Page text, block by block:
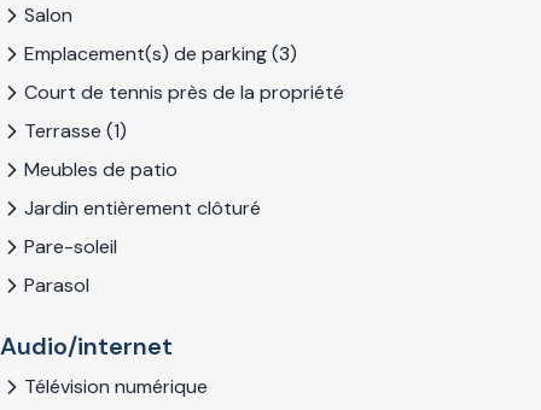
Salon
Emplacement(s) de parking (3)
Court de tennis près de la propriété
Terrasse (1)
Meubles de patio
Jardin entièrement clôturé
Pare-soleil
Parasol
Audio/internet
Télévision numérique